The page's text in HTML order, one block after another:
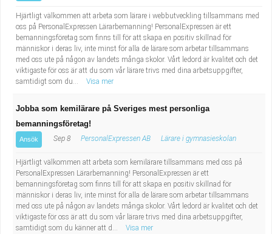
Hjärtligt välkommen att arbeta som lärare i webbutveckling tillsammans med
oss på PersonalExpressen Lärarbemanning! PersonalExpressen är ett
bemanningsföretag som finns till för att skapa en positiv skillnad för
människor i deras liv, inte minst för alla de lärare som arbetar tillsammans
med oss ute på någon av landets många skolor. Vårt ledord är kvalitet och det
viktigaste för oss är att du som vår lärare trivs med dina arbetsuppgifter,
samtidigt som du...
Visa mer
Jobba som kemilärare på Sveriges mest personliga
bemanningsföretag!
Ansök Sep 8 PersonalExpressen AB Lärare i gymnasieskolan
Hjärtligt välkommen att arbeta som kemilärare tillsammans med oss på
PersonalExpressen Lärarbemanning! PersonalExpressen är ett
bemanningsföretag som finns till för att skapa en positiv skillnad för
människor i deras liv, inte minst för alla de lärare som arbetar tillsammans
med oss ute på någon av landets många skolor. Vårt ledord är kvalitet och det
viktigaste för oss är att du som vår lärare trivs med dina arbetsuppgifter,
samtidigt som du känner att d...
Visa mer